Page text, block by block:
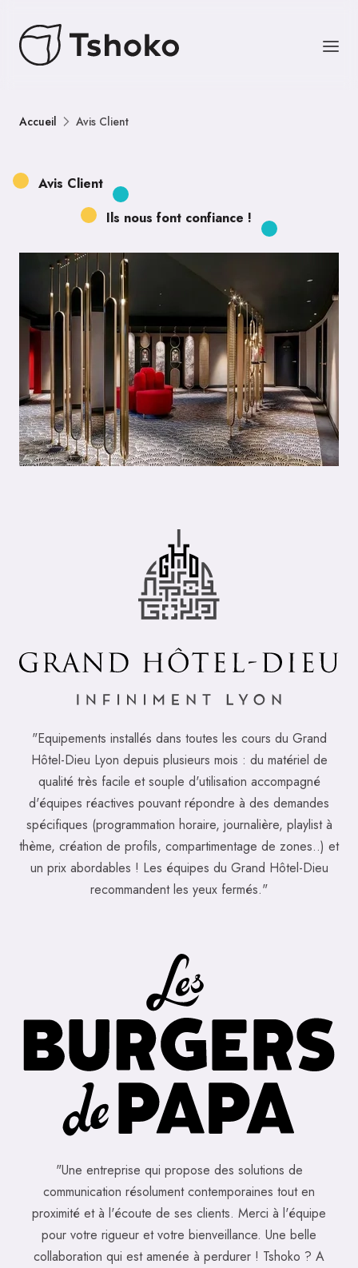
Accueil Avis Client
Avis Client
Ils nous font confiance !
"Equipements installés dans toutes les cours du Grand
Hôtel-Dieu Lyon depuis plusieurs mois : du matériel de
qualité très facile et souple d'utilisation accompagné
d'équipes réactives pouvant répondre à des demandes
spécifiques (programmation horaire, journalière, playlist à
thème, création de profils, compartimentage de zones..) et
un prix abordables ! Les équipes du Grand Hôtel-Dieu
recommandent les yeux fermés."
"Une entreprise qui propose des solutions de
communication résolument contemporaines tout en
proximité et à l'écoute de ses clients. Merci à l'équipe
pour votre rigueur et votre bienveillance. Une belle
collaboration qui est amenée à perdurer ! Tshoko ? A